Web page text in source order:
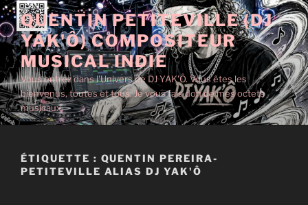
Aller
au
contenu
principal
QUENTIN PETITEVILLE (DJ
YAK'Ô) COMPOSITEUR
MUSICAL INDIE
Vous entrez dans l'Univers de DJ YAK'Ô. Vous êtes les
bienvenus, toutes et tous. Je vous fais don de mes octets
musicaux.
ÉTIQUETTE : QUENTIN PEREIRA-
PETITEVILLE ALIAS DJ YAK'Ô